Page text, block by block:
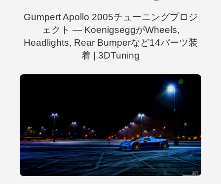
Gumpert Apollo 2005チューニングプロジ
ェクト — KoenigseggがWheels,
Headlights, Rear Bumperなど14パーツ装
着 | 3DTuning